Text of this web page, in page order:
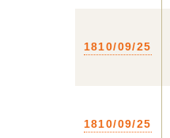
1810/09/25
1810/09/25